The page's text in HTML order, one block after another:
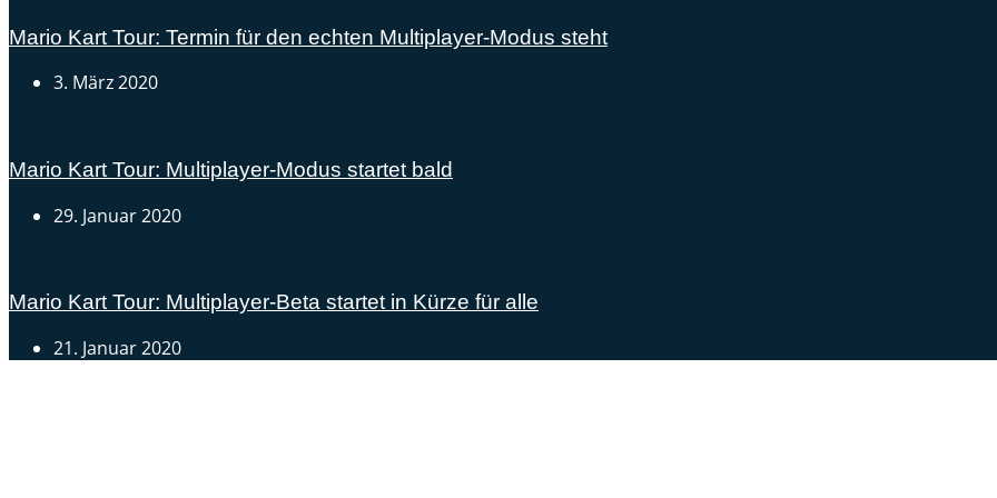
Mario Kart Tour: Termin für den echten Multiplayer-Modus steht
3. März 2020
Mario Kart Tour: Multiplayer-Modus startet bald
29. Januar 2020
Mario Kart Tour: Multiplayer-Beta startet in Kürze für alle
21. Januar 2020